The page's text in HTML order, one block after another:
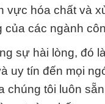
vực hóa chất và
các ngành
sự hài lòng, đó
uy tín đến mọi
tôi luôn